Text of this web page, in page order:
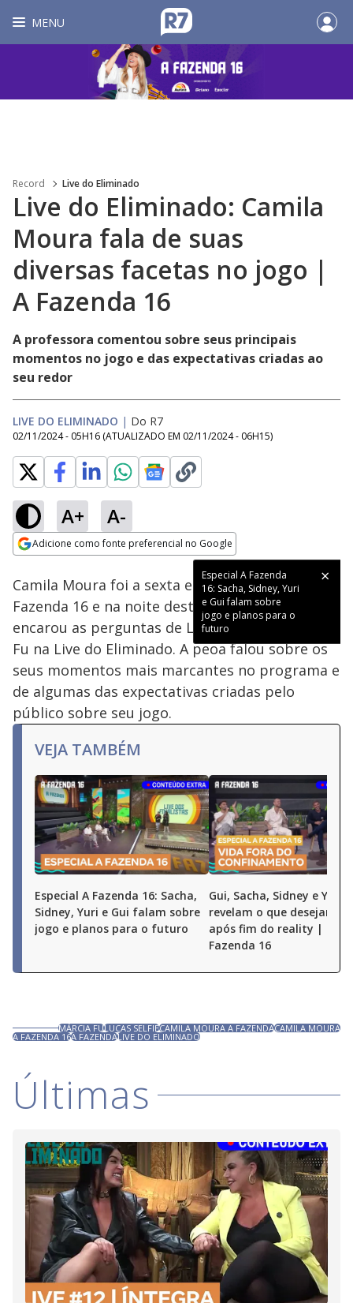
MENU
Record Live do Eliminado
Live do Eliminado: Camila
Moura fala de suas
diversas facetas no jogo |
A Fazenda 16
A professora comentou sobre seus principais
momentos no jogo e das expectativas criadas ao
seu redor
LIVE DO ELIMINADO | Do R7
02/11/2024 - 05H16 (ATUALIZADO EM 02/11/2024 - 06H15)
A+ A-
Adicione como fonte preferencial no Google
Ativar
Loaded :
2.54%
Camila Moura foi a sexta eliminada de A
Fazenda 16 e na noite desta sexta-feira (01),
encarou as perguntas de Lucas Selfie e Márcia
Fu na Live do Eliminado. A peoa falou sobre os
seus momentos mais marcantes no programa e
de algumas das expectativas criadas pelo
público sobre seu jogo.
VEJA TAMBÉM
Especial A Fazenda 16: Sacha,
Sidney, Yuri e Gui falam sobre
jogo e planos para o futuro
Gui, Sacha, Sidney e Yuri
revelam o que desejam
após fim do reality |
Fazenda 16
MÁRCIA FULUCAS SELFIECAMILA MOURA A FAZENDACAMILA MOURA
A FAZENDA 16A FAZENDALIVE DO ELIMINADO
Últimas